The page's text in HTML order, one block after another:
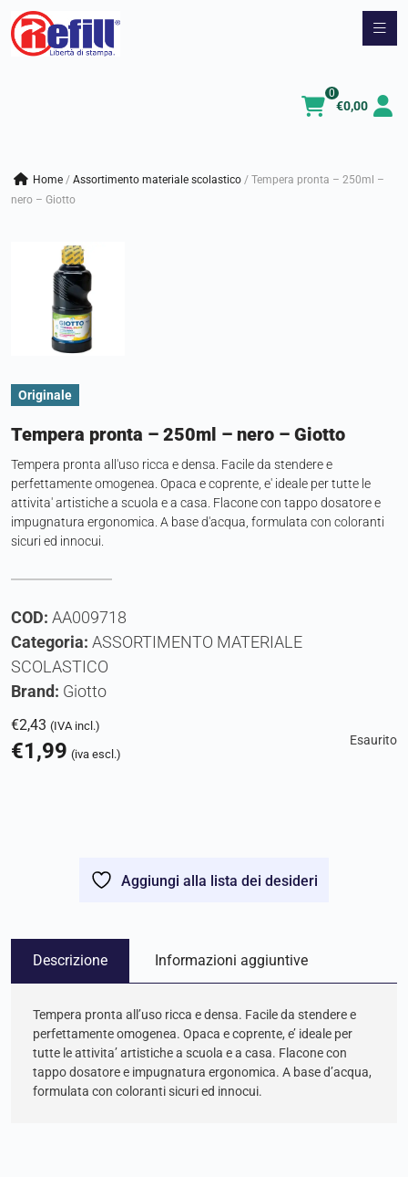
Vai
€0,00
0
Home / assortimento materiale scolastico / Tempera pronta – 250ml –
nero – Giotto
Originale
Tempera pronta – 250ml – nero – Giotto
Tempera pronta all'uso ricca e densa. Facile da stendere e
perfettamente omogenea. Opaca e coprente, e' ideale per tutte le
attivita' artistiche a scuola e a casa. Flacone con tappo dosatore e
impugnatura ergonomica. A base d'acqua, formulata con coloranti
sicuri ed innocui.
COD: AA009718
Categoria: ASSORTIMENTO MATERIALE
SCOLASTICO
Brand: Giotto
€2,43 (IVA incl.)
€1,99 (iva escl.)
Esaurito
Aggiungi alla lista dei desideri
Descrizione Informazioni aggiuntive
Tempera pronta all’uso ricca e densa. Facile da stendere e
perfettamente omogenea. Opaca e coprente, e’ ideale per
tutte le attivita’ artistiche a scuola e a casa. Flacone con
tappo dosatore e impugnatura ergonomica. A base d’acqua,
formulata con coloranti sicuri ed innocui.